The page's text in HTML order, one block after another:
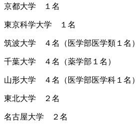
京都大学 １名
東京科学大学 １名
筑波大学 ４名（医学部医学類１名）
千葉大学 ４名（薬学部１名）
山形大学 ４名（医学部医学科１名）
東北大学 ２名
名古屋大学 ２名